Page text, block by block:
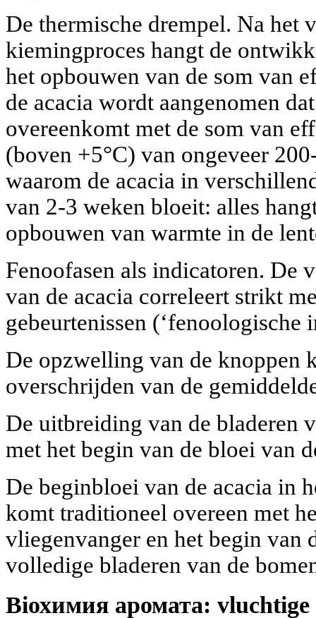
De thermische drempel. Na het
kiemingproces hangt de
het opbouwen van de som van
de acacia wordt aangenomen
overeenkomt met de som van
(boven +5°C) van ongeveer
waarom de acacia in
van 2-3 weken bloeit: alles
opbouwen van warmte in de
Fenoofasen als indicatoren. De
van de acacia correleert strikt
gebeurtenissen (‘fenoologische
De opzwelling van de knoppen
overschrijden van de
De uitbreiding van de bladeren
met het begin van de bloei van
De beginbloei van de acacia in
komt traditioneel overeen met
vliegenvanger en het begin van
volledige bladeren van de
Biохимия аромата: vluchtige